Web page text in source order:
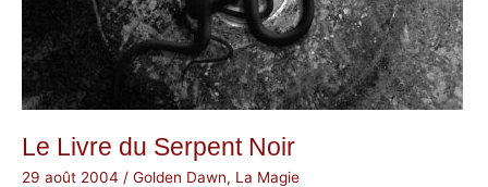
Le Livre du Serpent Noir
29 août 2004 / Golden Dawn, La Magie